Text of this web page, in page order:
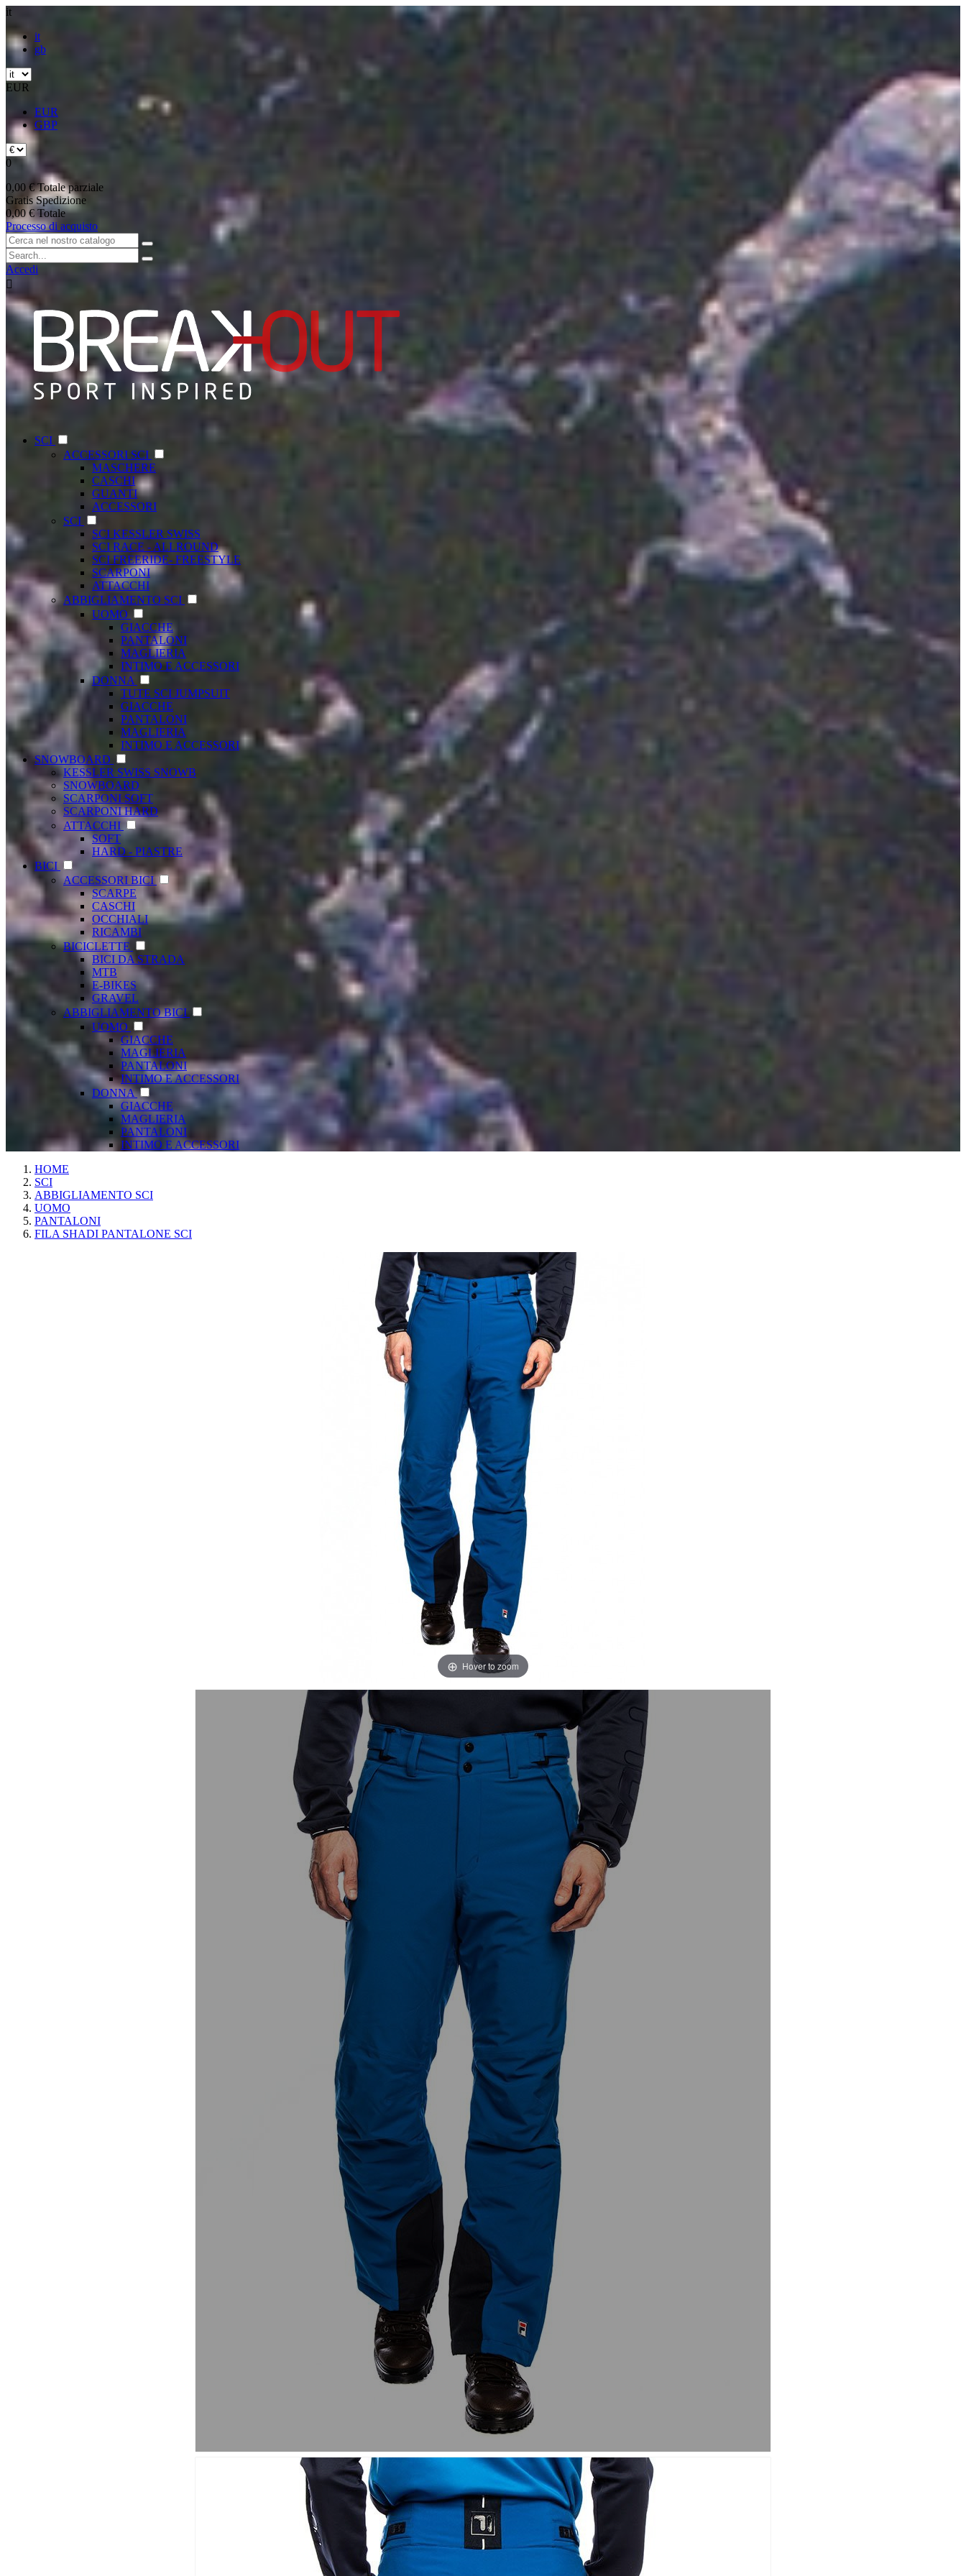
it
it
gb
EUR
EUR
GBP
0
0,00 € Totale parziale
Gratis Spedizione
0,00 € Totale
Processo di acquisto
Accedi

SCI
ACCESSORI SCI
MASCHERE
CASCHI
GUANTI
ACCESSORI
SCI
SCI KESSLER SWISS
SCI RACE - ALLROUND
SCI FREERIDE- FREESTYLE
SCARPONI
ATTACCHI
ABBIGLIAMENTO SCI
UOMO
GIACCHE
PANTALONI
MAGLIERIA
INTIMO E ACCESSORI
DONNA
TUTE SCI JUMPSUIT
GIACCHE
PANTALONI
MAGLIERIA
INTIMO E ACCESSORI
SNOWBOARD
KESSLER SWISS SNOWB
SNOWBOARD
SCARPONI SOFT
SCARPONI HARD
ATTACCHI
SOFT
HARD - PIASTRE
BICI
ACCESSORI BICI
SCARPE
CASCHI
OCCHIALI
RICAMBI
BICICLETTE
BICI DA STRADA
MTB
E-BIKES
GRAVEL
ABBIGLIAMENTO BICI
UOMO
GIACCHE
MAGLIERIA
PANTALONI
INTIMO E ACCESSORI
DONNA
GIACCHE
MAGLIERIA
PANTALONI
INTIMO E ACCESSORI
HOME
SCI
ABBIGLIAMENTO SCI
UOMO
PANTALONI
FILA SHADI PANTALONE SCI
Hover to zoom